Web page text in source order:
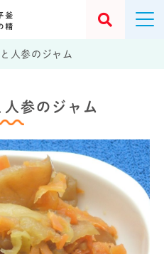
人参のジャム
参のジャム